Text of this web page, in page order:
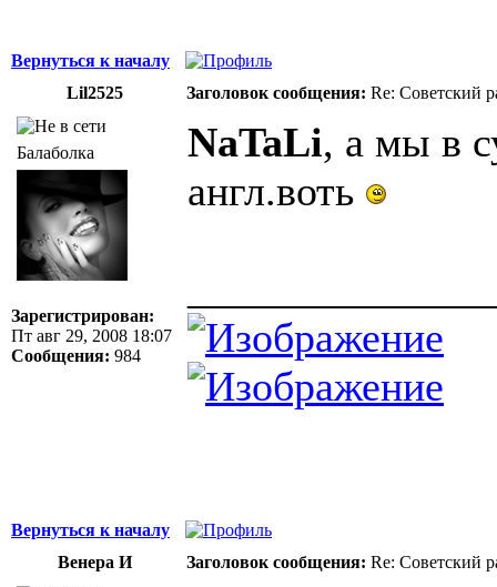
Вернуться к началу
Lil2525
Заголовок сообщения: Re: Советский
Балаболка
Зарегистрирован:
Пт авг 29, 2008 18:07
Сообщения: 984
NaTaLi, а мы в
англ.воть
Вернуться к началу
Венера И
Заголовок сообщения: Re: Советский